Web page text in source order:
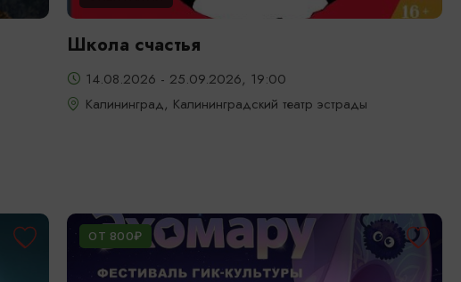
Школа счастья
14.08.2026 - 25.09.2026, 19:00
Калининград, Калининградский театр эстрады
ОТ 800₽